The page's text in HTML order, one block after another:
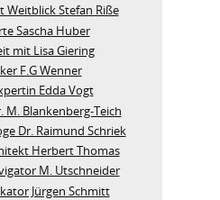
Stefan Riße
Sascha Huber
mit Lisa Giering
F.G Wenner
Edda Vogt
M. Blankenberg‑Teich
Dr. Raimund Schriek
Herbert Thomas
M. Utschneider
Jürgen Schmitt